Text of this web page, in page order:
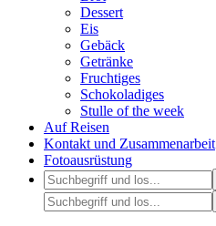
Dessert
Eis
Gebäck
Getränke
Fruchtiges
Schokoladiges
Stulle of the week
Auf Reisen
Kontakt und Zusammenarbeit
Fotoausrüstung